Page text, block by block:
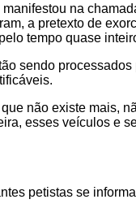
na
a pretexto de
tempo quase
sendo
não existe mais,
esses veículos e
petistas se